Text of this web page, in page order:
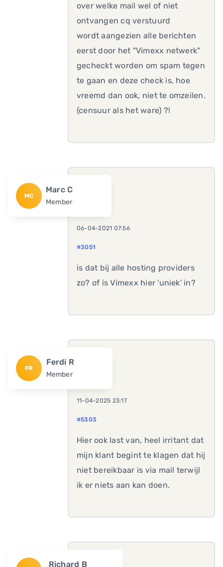
over welke mail wel of niet
ontvangen cq verstuurd
wordt aangezien alle berichten
eerst door het "Vimexx netwerk"
gecheckt worden om spam tegen
te gaan en deze check is, hoe
vreemd dan ook, niet te omzeilen.
(censuur als het ware) ?!
MC
Marc C
Member
06-04-2021 07:56
#3051
is dat bij alle hosting providers
zo? of is Vimexx hier 'uniek' in?
FR
Ferdi R
Member
11-04-2025 23:17
#5303
Hier ook last van, heel irritant dat
mijn klant begint te klagen dat hij
niet bereikbaar is via mail terwijl
ik er niets aan kan doen.
Richard B